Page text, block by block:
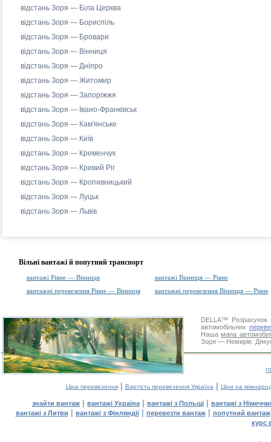
відстань Зоря — Біла Церква
відстань Зоря — Бориспіль
відстань Зоря — Бровари
відстань Зоря — Вінниця
відстань Зоря — Дніпро
відстань Зоря — Житомир
відстань Зоря — Запоріжжя
відстань Зоря — Івано-Франківськ
відстань Зоря — Кам'янське
відстань Зоря — Київ
відстань Зоря — Кременчук
відстань Зоря — Кривий Ріг
відстань Зоря — Кропивницький
відстань Зоря — Луцьк
відстань Зоря — Львів
Вільні вантажі й попутний транспорт
вантажі Рівне — Вінниця
вантажі Вінниця — Рівне
вантажні перевезення Рівне — Вінниця
вантажні перевезення Вінниця — Рівне
DELLA™
Розрахунок
автомобільних
Нашамапа
Зоря — Немирів.
Ціна перевезення| Вартість перевезення Україна | Ціни на
знайти вантаж | вантажі Україна | вантажі з Польщі | вантажі з
вантажі з Литви | вантажі з Фінляндії| перевезти вантаж| попутний вантаж
курс